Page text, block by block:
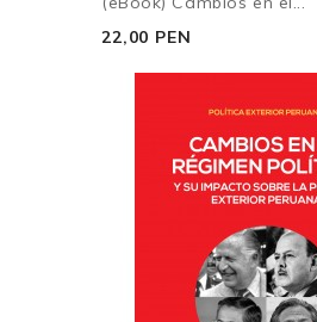
22,00 PEN